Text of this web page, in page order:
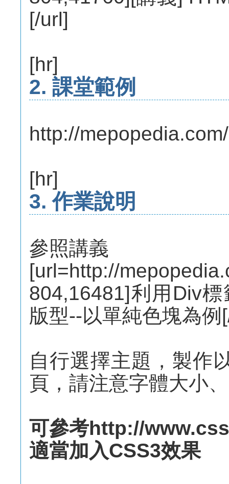
[/url]
[hr]
2. 課堂範例
http://
[hr]
3. 作業說明
參照講義
[url=http://
804,16481]利用Div
版型--以單純色塊為例
自行選擇主題，製作
頁，請注意字體大小
可參考http://
適當加入CSS3效果